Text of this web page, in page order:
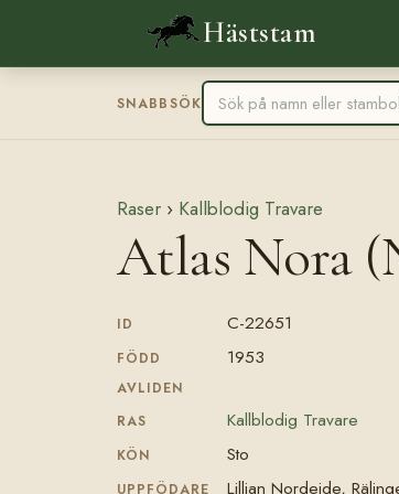
Häststam
SNABBSÖK
Raser › Kallblodig Travare
Atlas Nora
ID C-22651
FÖDD 1953
AVLIDEN
RAS
Kallblodig Travare
KÖN Sto
UPPFÖDARE Lillian Nordeide,